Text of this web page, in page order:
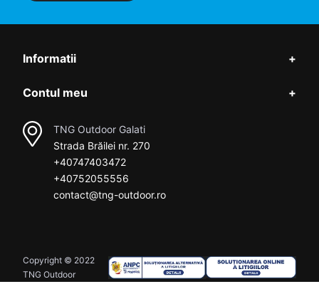
Informatii +
Contul meu +
TNG Outdoor Galati
Strada Brăilei nr. 270
+40747403472
+40752055556
contact@tng-outdoor.ro
Copyright © 2022
TNG Outdoor